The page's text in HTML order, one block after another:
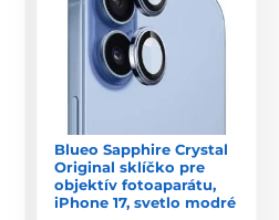
Blueo Sapphire Crystal
Original sklíčko pre
objektív fotoaparátu,
iPhone 17, svetlo modré